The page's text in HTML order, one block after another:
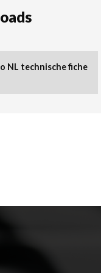
NL technische fiche